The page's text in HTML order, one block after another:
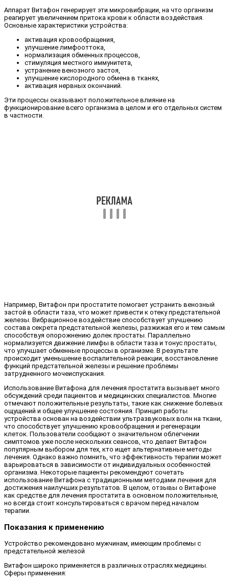
Аппарат Витафон генерирует эти микровибрации, на что организм
реагирует увеличением притока крови к области воздействия.
Основные характеристики устройства:
активация кровообращения,
улучшение лимфооттока,
нормализация обменных процессов,
стимуляция местного иммунитета,
устранение венозного застоя,
улучшение кислородного обмена в тканях,
активация нервных окончаний.
Эти процессы оказывают положительное влияние на
функционирование всего организма в целом и его отдельных систем
в частности.
Например, Витафон при простатите помогает устранить венозный
застой в области таза, что может привести к отеку предстательной
железы. Вибрационное воздействие способствует улучшению
состава секрета предстательной железы, разжижая его и тем самым
способствуя опорожнению долек простаты. Параллельно
нормализуется движение лимфы в области таза и тонус простаты,
что улучшает обменные процессы в организме. В результате
происходит уменьшение воспалительной реакции, восстановление
функций предстательной железы и решение проблемы
затрудненного мочеиспускания.
Использование Витафона для лечения простатита вызывает много
обсуждений среди пациентов и медицинских специалистов. Многие
отмечают положительные результаты, такие как снижение болевых
ощущений и общее улучшение состояния. Принцип работы
устройства основан на воздействии ультразвуковых волн на ткани,
что способствует улучшению кровообращения и регенерации
клеток. Пользователи сообщают о значительном облегчении
симптомов уже после нескольких сеансов, что делает Витафон
популярным выбором для тех, кто ищет альтернативные методы
лечения. Однако важно помнить, что эффективность терапии может
варьироваться в зависимости от индивидуальных особенностей
организма. Некоторые пациенты рекомендуют сочетать
использование Витафона с традиционными методами лечения для
достижения наилучших результатов. В целом, отзывы о Витафоне
как средстве для лечения простатита в основном положительные,
но всегда стоит консультироваться с врачом перед началом
терапии.
Показания к применению
Устройство рекомендовано мужчинам, имеющим проблемы с
предстательной железой
Витафон широко применяется в различных отраслях медицины.
Сферы применения: